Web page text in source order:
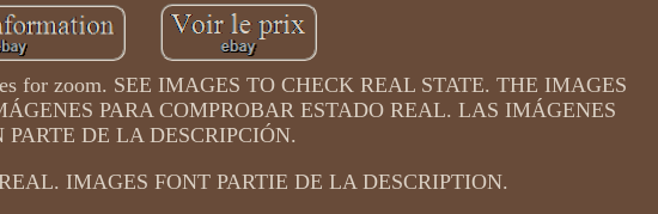
for zoom. SEE IMAGES TO CHECK REAL STATE. THE IMAGES
PARA COMPROBAR ESTADO REAL. LAS IMÁGENES
PARTE DE LA DESCRIPCIÓN.
IMAGES FONT PARTIE DE LA DESCRIPTION.